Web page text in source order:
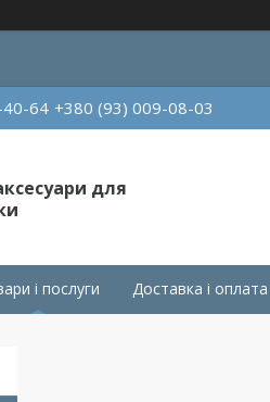
64 +380 (93) 009-08-03
для
і послуги Доставка і оплата